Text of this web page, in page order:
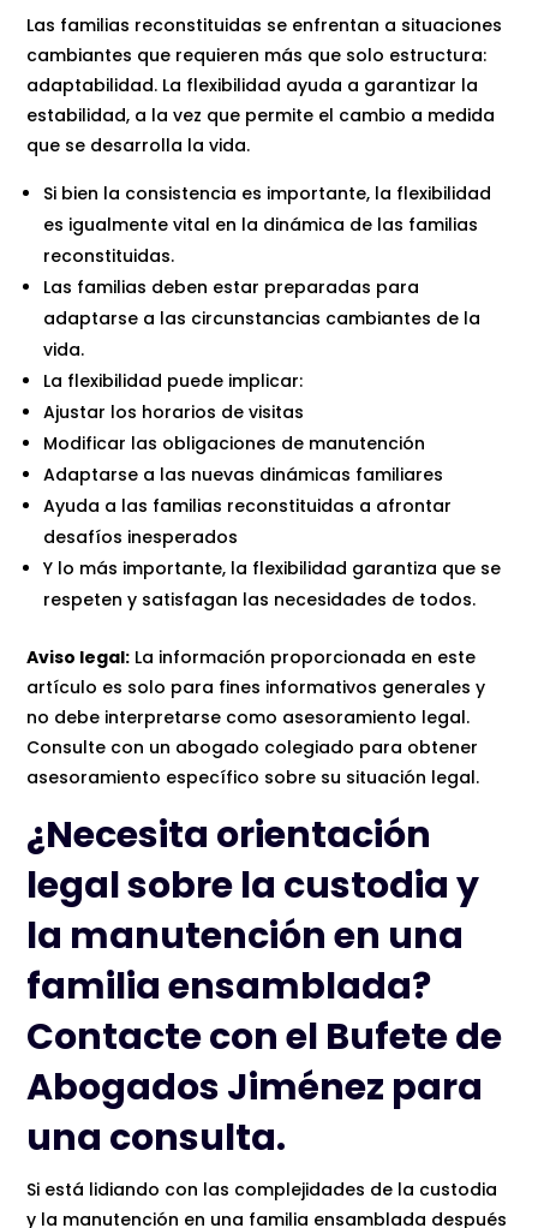
Las familias reconstituidas se enfrentan a situaciones
cambiantes que requieren más que solo estructura:
adaptabilidad. La flexibilidad ayuda a garantizar la
estabilidad, a la vez que permite el cambio a medida
que se desarrolla la vida.
Si bien la consistencia es importante, la flexibilidad
es igualmente vital en la dinámica de las familias
reconstituidas.
Las familias deben estar preparadas para
adaptarse a las circunstancias cambiantes de la
vida.
La flexibilidad puede implicar:
Ajustar los horarios de visitas
Modificar las obligaciones de manutención
Adaptarse a las nuevas dinámicas familiares
Ayuda a las familias reconstituidas a afrontar
desafíos inesperados
Y lo más importante, la flexibilidad garantiza que se
respeten y satisfagan las necesidades de todos.
Aviso legal: La información proporcionada en este
artículo es solo para fines informativos generales y
no debe interpretarse como asesoramiento legal.
Consulte con un abogado colegiado para obtener
asesoramiento específico sobre su situación legal.
¿Necesita orientación
legal sobre la custodia y
la manutención en una
familia ensamblada?
Contacte con el Bufete de
Abogados Jiménez para
una consulta.
Si está lidiando con las complejidades de la custodia
y la manutención en una familia ensamblada después